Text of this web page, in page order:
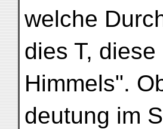
welche
dies T,
Himmels".
deutung im